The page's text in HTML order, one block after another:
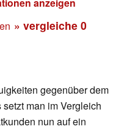
» vergleiche 0
gegenüber dem
man im Vergleich
nun auf ein